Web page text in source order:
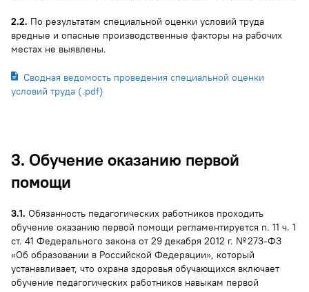
2.2. По результатам специальной оценки условий труда
вредные и опасные производственные факторы на рабочих
местах не выявлены.
Сводная ведомость проведения специальной оценки
условий труда (.pdf)
3. Обучение оказанию первой
помощи
3.1. Обязанность педагогических работников проходить
обучение оказанию первой помощи регламентируется п. 11 ч. 1
ст. 41 Федерального закона от 29 декабря 2012 г. № 273-ФЗ
«Об образовании в Российской Федерации», который
устанавливает, что охрана здоровья обучающихся включает
обучение педагогических работников навыкам первой